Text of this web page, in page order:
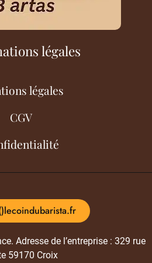
légales
légales
CGV
Adresse de l’entreprise : 329 rue
59170 Croix